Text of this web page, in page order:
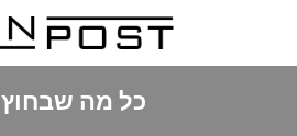
כל מה שבחוץ